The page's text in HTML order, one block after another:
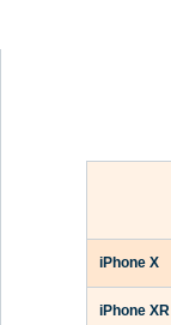
iPhone X
iPhone XR